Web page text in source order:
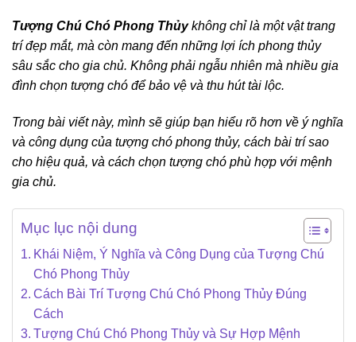
Tượng Chú Chó Phong Thủykhông chỉ là một vật trang
trí đẹp mắt, mà còn mang đến những lợi ích phong thủy
sâu sắc cho gia chủ. Không phải ngẫu nhiên mà nhiều gia
đình chọn tượng chó để bảo vệ và thu hút tài lộc.
Trong bài viết này, mình sẽ giúp bạn hiểu rõ hơn về ý nghĩa
và công dụng của tượng chó phong thủy, cách bài trí sao
cho hiệu quả, và cách chọn tượng chó phù hợp với mệnh
gia chủ.
Mục lục nội dung
Khái Niệm, Ý Nghĩa và Công Dụng của Tượng Chú
Chó Phong Thủy
Cách Bài Trí Tượng Chú Chó Phong Thủy Đúng
Cách
Tượng Chú Chó Phong Thủy và Sự Hợp Mệnh